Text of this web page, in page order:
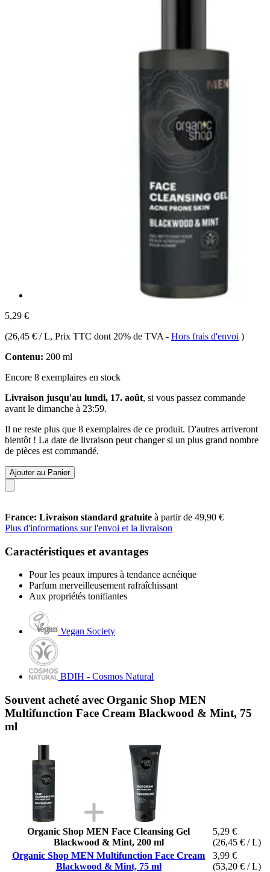
5,29 €
(26,45 € / L, Prix TTC dont 20% de TVA - Hors frais d'envoi )
Contenu: 200 ml
Encore 8 exemplaires en stock
Livraison jusqu'au lundi, 17. août, si vous passez commande
avant le dimanche à 23:59.
Il ne reste plus que 8 exemplaires de ce produit. D'autres arriveront
bientôt ! La date de livraison peut changer si un plus grand nombre
de pièces est commandé.
Ajouter au Panier
France: Livraison standard gratuite à partir de 49,90 €
Plus d'informations sur l'envoi et la livraison
Caractéristiques et avantages
Pour les peaux impures à tendance acnéique
Parfum merveilleusement rafraîchissant
Aux propriétés tonifiantes
Vegan Society
BDIH - Cosmos Natural
Souvent acheté avec Organic Shop MEN
Multifunction Face Cream Blackwood & Mint, 75
ml
Organic Shop MEN Face Cleansing Gel
Blackwood & Mint, 200 ml
5,29 €
(26,45 € / L)
Organic Shop MEN Multifunction Face Cream
Blackwood & Mint, 75 ml
3,99 €
(53,20 € / L)